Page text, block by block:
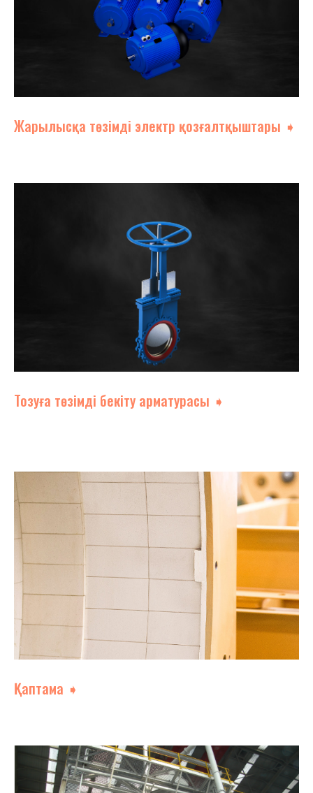
Жарылысқа төзімді электр қозғалтқыштары ➧
Тозуға төзімді бекіту арматурасы ➧
Қаптама ➧